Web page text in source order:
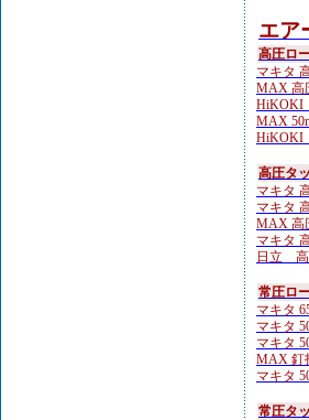
エア
高圧ロ
マキタ
MAX 高
HiKOKI
MAX
HiKOKI
高圧タ
マキタ
マキタ
MAX 高
マキタ
日立 高
常圧ロ
マキタ
マキタ
マキタ
MAX 釘
マキタ
常圧タ